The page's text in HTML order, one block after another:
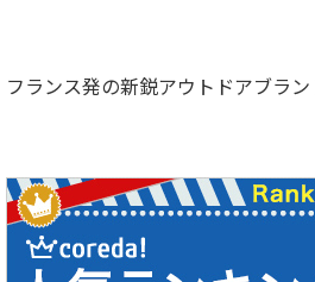
フランス発の新鋭アウトドアブラン